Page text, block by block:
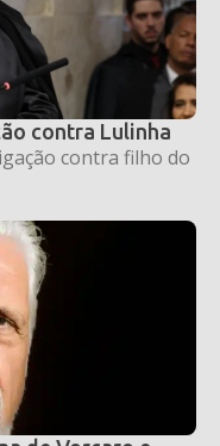
contra Lulinha
contra filho do